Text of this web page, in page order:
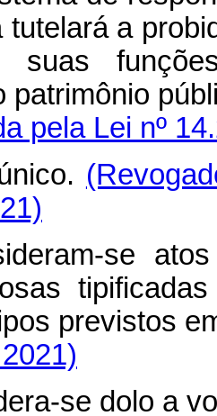
tutelará a
suas
patrimônio
pela Lei nº
se
se dolo a